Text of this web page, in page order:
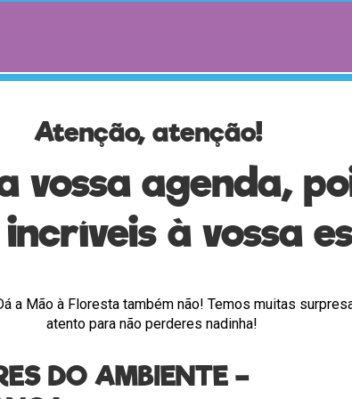
Atenção, atenção!
vossa agenda,
à vossa
a Mão à Floresta também não! Temos muitas
atento para não perderes nadinha!
DO AMBIENTE –